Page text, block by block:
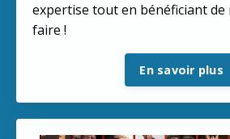
expertise tout en bénéficiant
faire !
En savoir plus